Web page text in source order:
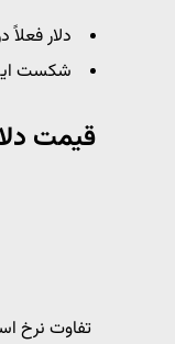
دلار فعلاً در
شکست
قیمت دلار
تفاوت نرخ